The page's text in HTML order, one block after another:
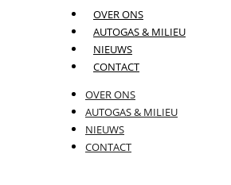
OVER ONS
AUTOGAS & MILIEU
NIEUWS
CONTACT
OVER ONS
AUTOGAS & MILIEU
NIEUWS
CONTACT